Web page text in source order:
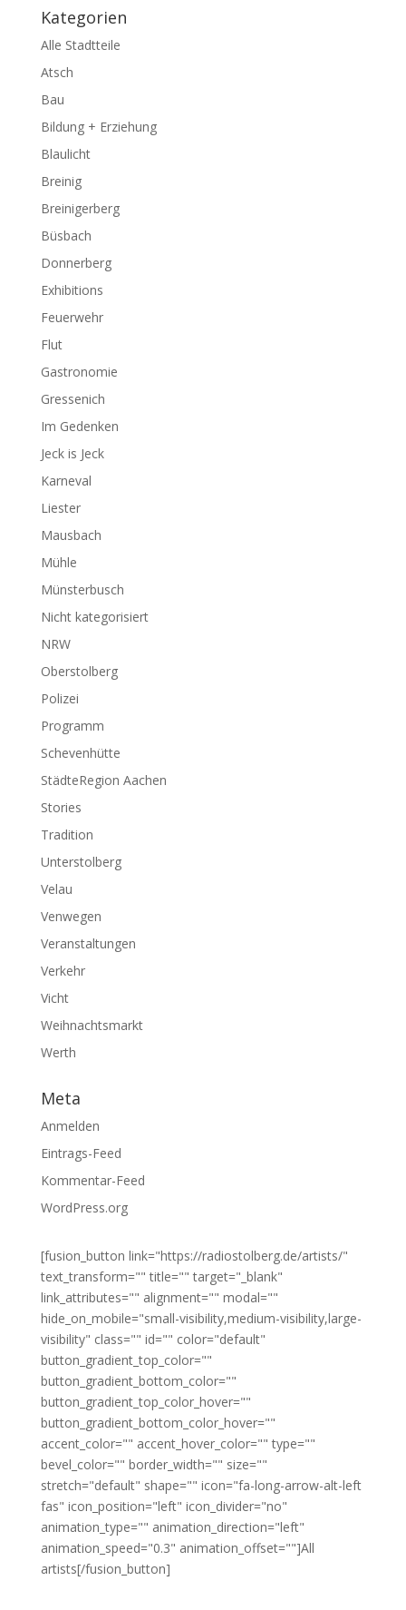
Kategorien
Alle Stadtteile
Atsch
Bau
Bildung + Erziehung
Blaulicht
Breinig
Breinigerberg
Büsbach
Donnerberg
Exhibitions
Feuerwehr
Flut
Gastronomie
Gressenich
Im Gedenken
Jeck is Jeck
Karneval
Liester
Mausbach
Mühle
Münsterbusch
Nicht kategorisiert
NRW
Oberstolberg
Polizei
Programm
Schevenhütte
StädteRegion Aachen
Stories
Tradition
Unterstolberg
Velau
Venwegen
Veranstaltungen
Verkehr
Vicht
Weihnachtsmarkt
Werth
Meta
Anmelden
Eintrags-Feed
Kommentar-Feed
WordPress.org
[fusion_button link="https://radiostolberg.de/artists/"
text_transform="" title="" target="_blank"
link_attributes="" alignment="" modal=""
hide_on_mobile="small-visibility,medium-visibility,large-
visibility" class="" id="" color="default"
button_gradient_top_color=""
button_gradient_bottom_color=""
button_gradient_top_color_hover=""
button_gradient_bottom_color_hover=""
accent_color="" accent_hover_color="" type=""
bevel_color="" border_width="" size=""
stretch="default" shape="" icon="fa-long-arrow-alt-left
fas" icon_position="left" icon_divider="no"
animation_type="" animation_direction="left"
animation_speed="0.3" animation_offset=""]All
artists[/fusion_button]